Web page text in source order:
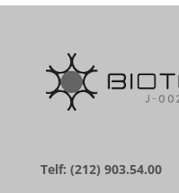
Telf: (212) 903.54.00